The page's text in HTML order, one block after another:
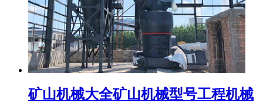
矿山机械大全矿山机械型号工程机械